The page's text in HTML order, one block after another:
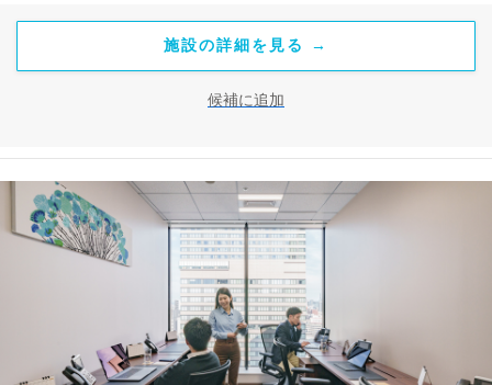
施設の詳細を見る →
候補に追加